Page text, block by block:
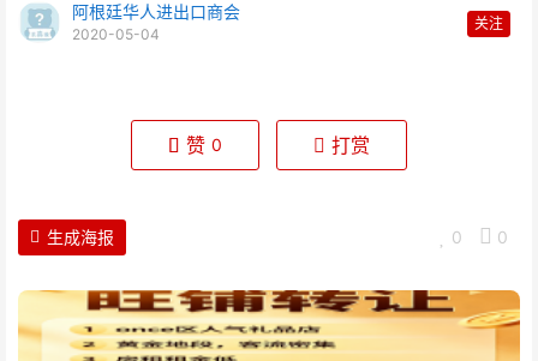
阿根廷华人进出口商会
2020-05-04
关注
支援着祖国抗击疫情
赞 0 打赏
0 0
生成海报